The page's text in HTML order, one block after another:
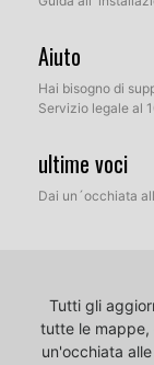
Aiuto
Hai bisogno di
Servizio legale al
ultime voci
Dai un´occhiata
Tutti gli
tutte le mappe,
un'occhiata